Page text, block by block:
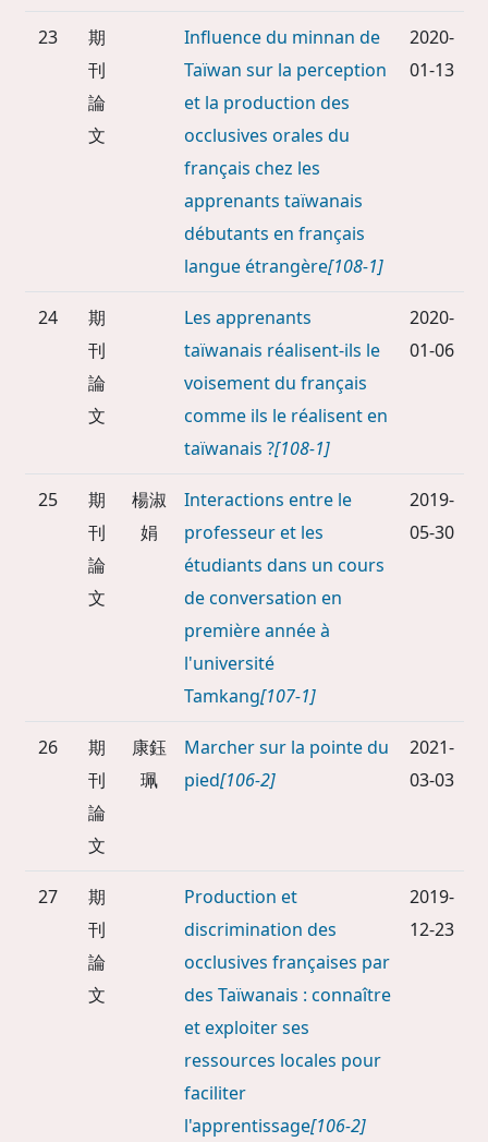
23
期
刊
論
文
Influence du minnan de
Taïwan sur la perception
et la production des
occlusives orales du
français chez les
apprenants taïwanais
débutants en français
langue étrangère[108-1]
2020-
01-13
24
期
刊
論
文
Les apprenants
taïwanais réalisent-ils le
voisement du français
comme ils le réalisent en
taïwanais ?[108-1]
2020-
01-06
25
期
刊
論
文
楊淑
娟
Interactions entre le
professeur et les
étudiants dans un cours
de conversation en
première année à
l'université
Tamkang[107-1]
2019-
05-30
26
期
刊
論
文
康鈺
珮
Marcher sur la pointe du
pied[106-2]
2021-
03-03
27
期
刊
論
文
Production et
discrimination des
occlusives françaises par
des Taïwanais : connaître
et exploiter ses
ressources locales pour
faciliter
l'apprentissage[106-2]
2019-
12-23